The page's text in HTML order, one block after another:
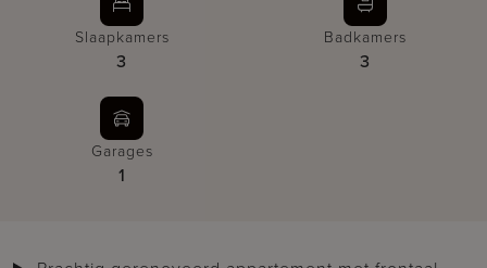
Slaapkamers
3
Badkamers
3
Garages
1